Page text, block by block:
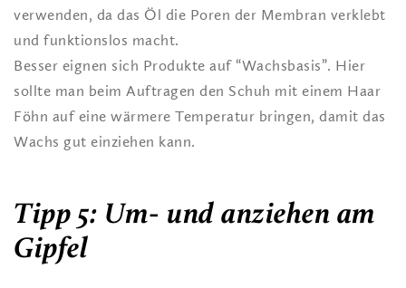
verwenden, da das Öl die Poren der Membran verklebt
und funktionslos macht.
Besser eignen sich Produkte auf “Wachsbasis”. Hier
sollte man beim Auftragen den Schuh mit einem Haar
Föhn auf eine wärmere Temperatur bringen, damit das
Wachs gut einziehen kann.
Tipp 5: Um- und anziehen am
Gipfel